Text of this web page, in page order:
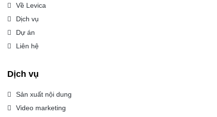
Về Levica
Dịch vụ
Dự án
Liên hệ
Dịch vụ
Sản xuất nội dung
Video marketing